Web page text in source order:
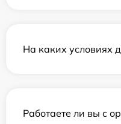
На каких условиях
Работаете ли вы с